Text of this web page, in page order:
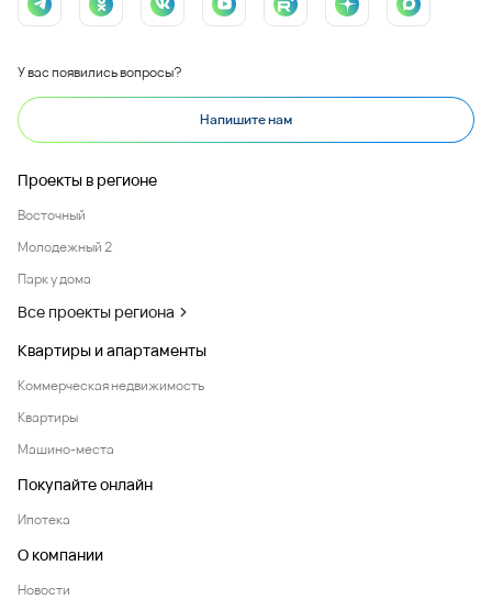
У вас появились вопросы?
Напишите нам
Проекты в регионе
Восточный
Молодежный 2
Парк у дома
Все проекты региона
Квартиры и апартаменты
Коммерческая недвижимость
Квартиры
Машино-места
Покупайте онлайн
Ипотека
О компании
Новости